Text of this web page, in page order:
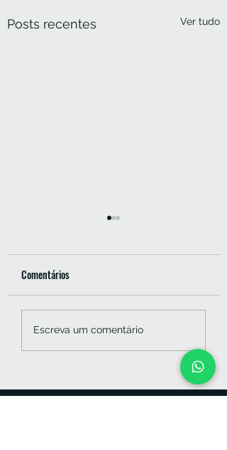
Posts recentes Ver tudo
Painel com Fechamento
Comentários
Escreva um comentário